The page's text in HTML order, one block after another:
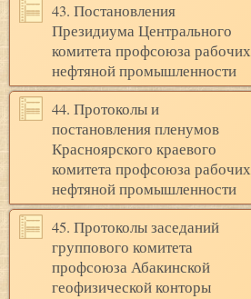
43. Постановления
Президиума Центрального
комитета профсоюза рабочих
нефтяной промышленности
44. Протоколы и
постановления пленумов
Красноярского краевого
комитета профсоюза рабочих
нефтяной промышленности
45. Протоколы заседаний
группового комитета
профсоюза Абакинской
геофизической конторы